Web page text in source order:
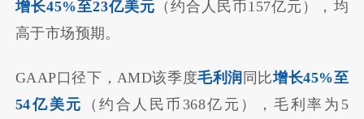
增长45%至23亿美元 （约合人民币157亿元），均
高于市场预期。
GAAP口径下，AMD该季度毛利润 同比增长45%至
54亿美元
（约合人民币368亿元），毛利率为5